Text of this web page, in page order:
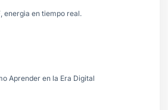
energìa en tiempo real.
Aprender en la Era Digital